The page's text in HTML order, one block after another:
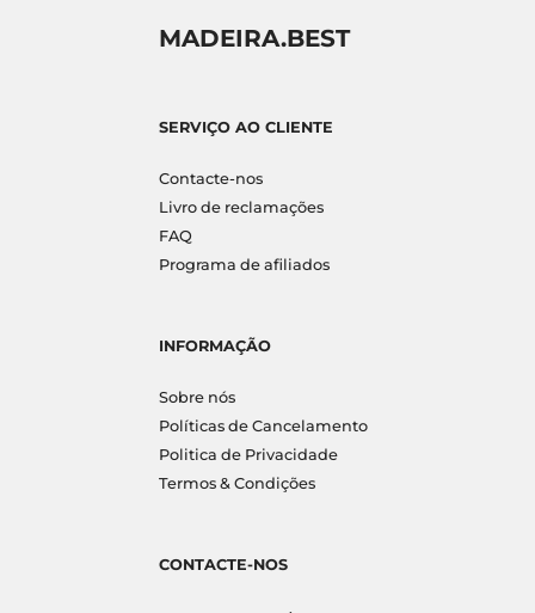
MADEIRA.BEST
SERVIÇO AO CLIENTE
Contacte-nos
Livro de reclamações
FAQ
Programa de afiliados
INFORMAÇÃO
Sobre nós
Políticas de Cancelamento
Politica de Privacidade
Termos & Condições
CONTACTE-NOS